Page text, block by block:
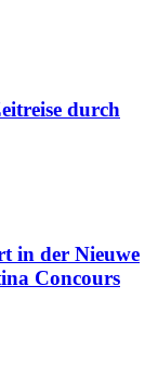
durch
in der Nieuwe
Concours